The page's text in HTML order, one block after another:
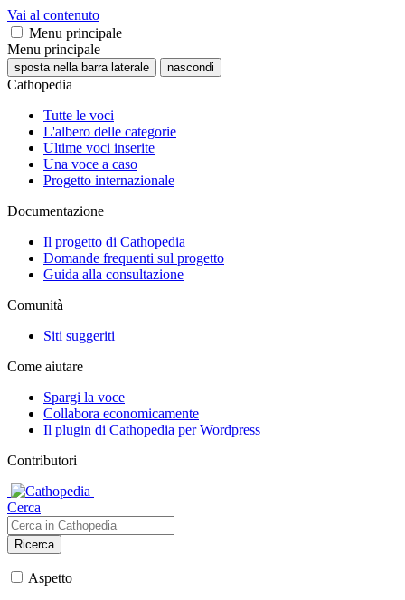
Vai al contenuto
Menu principale
Menu principale
sposta nella barra laterale nascondi
Cathopedia
Tutte le voci
L'albero delle categorie
Ultime voci inserite
Una voce a caso
Progetto internazionale
Documentazione
Il progetto di Cathopedia
Domande frequenti sul progetto
Guida alla consultazione
Comunità
Siti suggeriti
Come aiutare
Spargi la voce
Collabora economicamente
Il plugin di Cathopedia per Wordpress
Contributori
Cerca
Ricerca
Aspetto